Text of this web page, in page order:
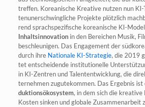
tref­fen. Korea­ni­sche Krea­ti­ve nut­zen nun
ten­un­er­schwing­li­che Pro­jek­te plötz­lich
rend sprach­spe­zi­fi­sche korea­ni­sche KI-
Inhalts­in­no­va­ti­onin den Berei­chen Musik,
beschleu­ni­gen. Das Enga­ge­ment der
durch ihre Natio­na­le KI-Stra­te­gie, die 2019
tet ent­schei­den­de insti­tu­tio­nel­le
in KI-Zen­tren und Talentent­wick­lung, die
ter­neh­men zugu­te­kom­men. Das Ergeb­nis
duk­ti­ons­öko­sys­tem, in dem sich die
Kos­ten sin­ken und glo­ba­le Zusam­men­ar­beit